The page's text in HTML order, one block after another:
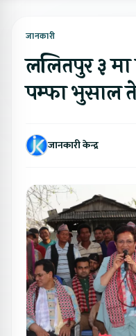
जानकारी
ललितपुर ३ मा
पम्फा भुसाल
जानकारी केन्द्र